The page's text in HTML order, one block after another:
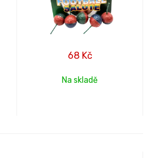
68 Kč
Na skladě